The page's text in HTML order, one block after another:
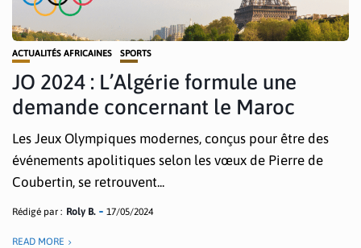
ACTUALITÉS AFRICAINES SPORTS
JO 2024 : L’Algérie formule une
demande concernant le Maroc
Les Jeux Olympiques modernes, conçus pour être des
événements apolitiques selon les vœux de Pierre de
Coubertin, se retrouvent...
Rédigé par : Roly B. 17/05/2024
READ MORE